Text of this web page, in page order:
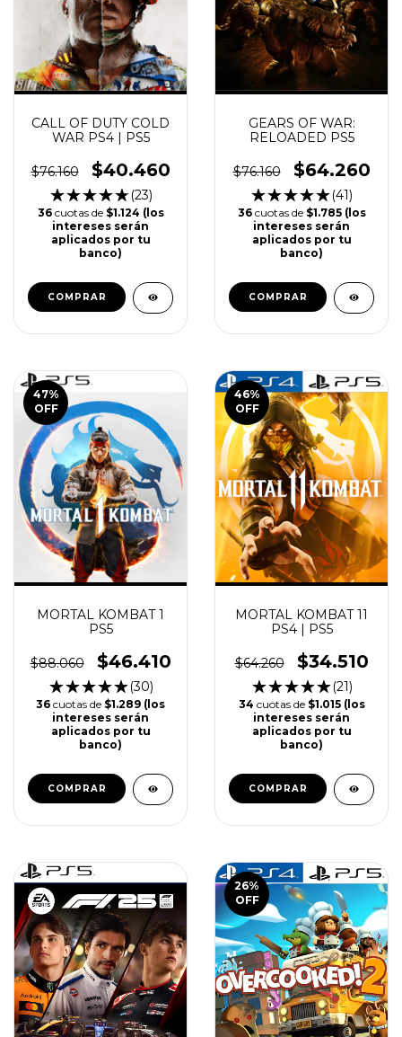
CALL OF DUTY COLD
WAR PS4 | PS5
$76.160 $40.460
(23)
36 cuotas de $1.124 (los
intereses serán
aplicados por tu
banco)
COMPRAR
GEARS OF WAR:
RELOADED PS5
$76.160 $64.260
(41)
36 cuotas de $1.785 (los
intereses serán
aplicados por tu
banco)
COMPRAR
47%
OFF
MORTAL KOMBAT 1
PS5
$88.060 $46.410
(30)
36 cuotas de $1.289 (los
intereses serán
aplicados por tu
banco)
COMPRAR
46%
OFF
MORTAL KOMBAT 11
PS4 | PS5
$64.260 $34.510
(21)
34 cuotas de $1.015 (los
intereses serán
aplicados por tu
banco)
COMPRAR
26%
OFF